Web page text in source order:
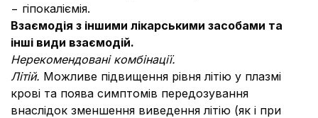
− гіпокаліємія.
Взаємодія з іншими лікарськими засобами та
інші види взаємодій.
Нерекомендовані комбінації.
Літій. Можливе підвищення рівня літію у плазмі
крові та поява симптомів передозування
внаслідок зменшення виведення літію (як і при